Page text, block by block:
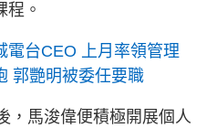
程。
電台CEO 上月率領管理
郭艷明被委任要職
，馬浚偉便積極開展個人